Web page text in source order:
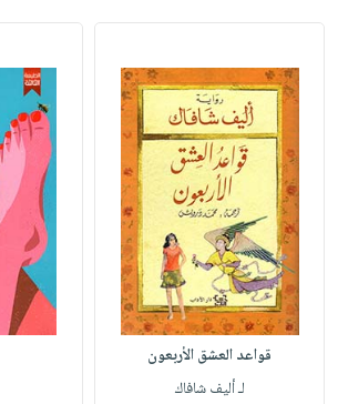
قواعد العشق الأربعون
لـ أليف شافاك